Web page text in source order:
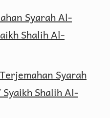
Syarah Al-
Shalih Al-
Terjemahan Syarah
Syaikh Shalih Al-